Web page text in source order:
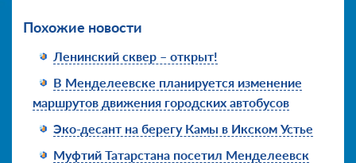
Похожие новости
Ленинский сквер – открыт!
В Менделеевске планируется изменение
маршрутов движения городских автобусов
Эко-десант на берегу Камы в Икском Устье
Муфтий Татарстана посетил Менделеевск